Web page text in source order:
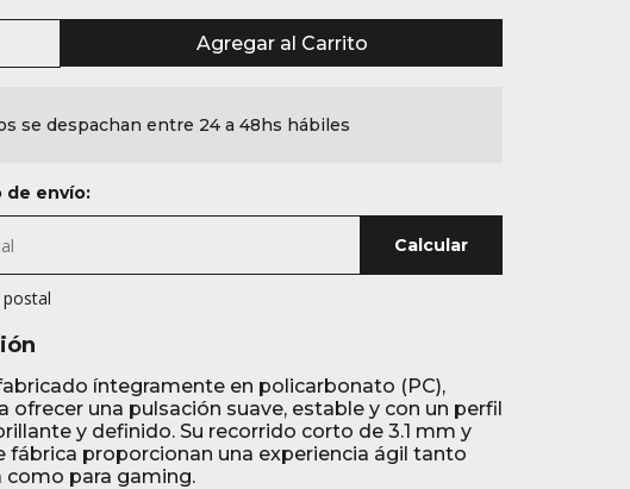
Agregar al Carrito
se despachan entre 24 a 48hs hábiles
de envío:
Calcular
íntegramente en policarbonato (PC),
ofrecer una pulsación suave, estable y con un perfil
y definido. Su recorrido corto de 3.1 mm y
fábrica proporcionan una experiencia ágil tanto
como para gaming.